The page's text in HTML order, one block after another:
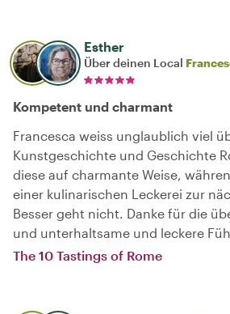
Esther
Über deinen Local
Kompetent und charmant
Francesca weiss unglaublich viel
Kunstgeschichte und Geschichte
diese auf charmante Weise,
einer kulinarischen Leckerei zur
Besser geht nicht. Danke für die
und unterhaltsame und leckere
The 10 Tastings of Rome